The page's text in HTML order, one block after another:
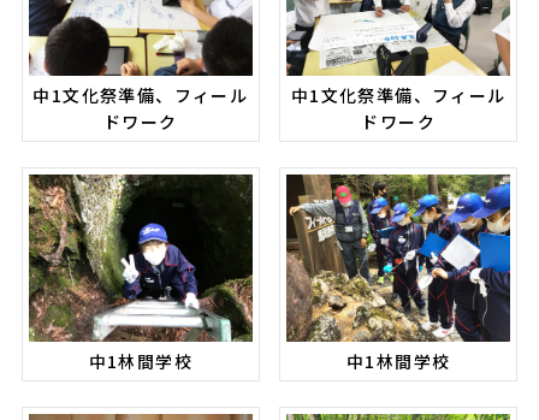
中1文化祭準備、フィール
ドワーク
中1文化祭準備、フィール
ドワーク
中1林間学校 中1林間学校